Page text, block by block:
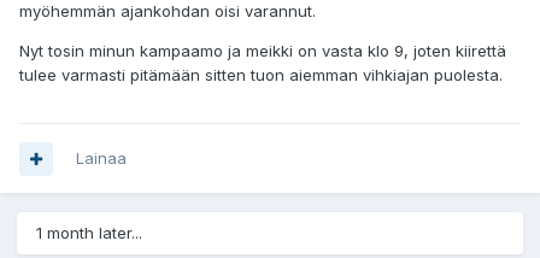
myöhemmän ajankohdan oisi varannut.
Nyt tosin minun kampaamo ja meikki on vasta klo 9, joten kiirettä
tulee varmasti pitämään sitten tuon aiemman vihkiajan puolesta.
Lainaa
1 month later...